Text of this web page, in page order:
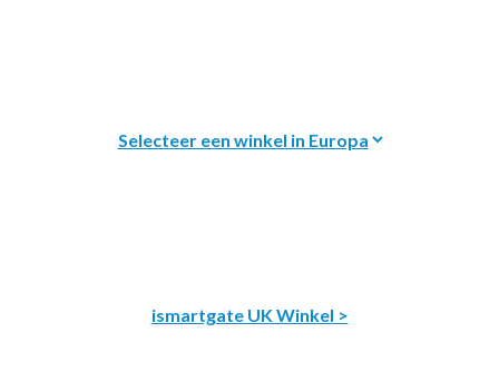
ismartgate UK Winkel >